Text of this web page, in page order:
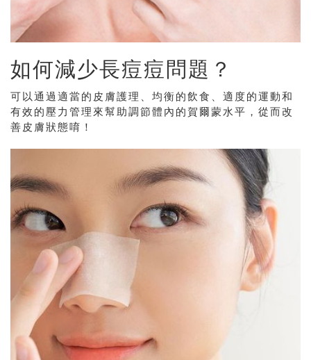
如何減少長痘痘問題？
可以通過適當的皮膚護理、均衡的飲食、適度的運動和
有效的壓力管理來幫助調節體內的賀爾蒙水平，從而改
善皮膚狀態唷！